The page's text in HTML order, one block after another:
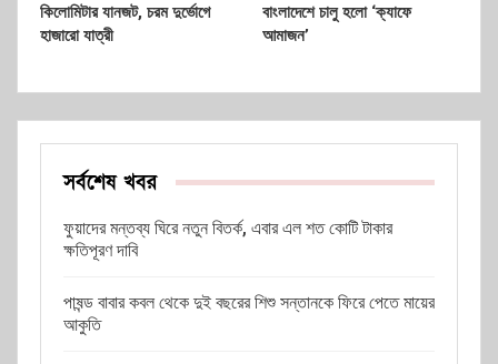
কিলোমিটার যানজট, চরম দুর্ভোগে
হাজারো যাত্রী
বাংলাদেশে চালু হলো ‘ক্যাফে
আমাজন’
সর্বশেষ খবর
ফুয়াদের মন্তব্য ঘিরে নতুন বিতর্ক, এবার এল শত কোটি টাকার
ক্ষতিপূরণ দাবি
পাষন্ড বাবার কবল থেকে দুই বছরের শিশু সন্তানকে ফিরে পেতে মায়ের
আকুতি